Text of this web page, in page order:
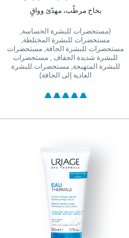
بخاخ مرطّب، مهدّئ وواقٍ
(مستحضرات للبشرة الحساسة,
مستحضرات للبشرة المختلطة,
مستحضرات للبشرة الجافة, مستحضرات
للبشرة شديدة الجفاف , مستحضرات
للبشرة المتهيجة, مستحضرات للبشرة
العادية إلى الجافة)